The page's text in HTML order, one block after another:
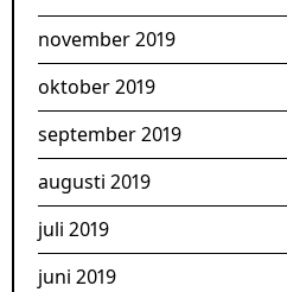
november 2019
oktober 2019
september 2019
augusti 2019
juli 2019
juni 2019